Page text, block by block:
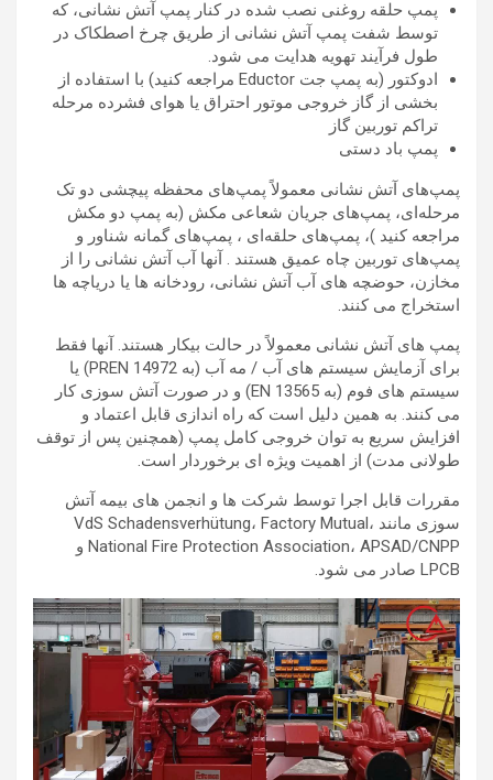
پمپ حلقه روغنی نصب شده در کنار پمپ آتش نشانی، که
توسط شفت پمپ آتش نشانی از طریق چرخ اصطکاک در
طول فرآیند تهویه هدایت می شود.
ادوکتور (به پمپ جت Eductor مراجعه کنید) با استفاده از
بخشی از گاز خروجی موتور احتراق یا هوای فشرده مرحله
تراکم توربین گاز
پمپ باد دستی
پمپ‌های آتش نشانی معمولاً پمپ‌های محفظه پیچشی دو تک
مرحله‌ای، پمپ‌های جریان شعاعی مکش (به پمپ دو مکش
مراجعه کنید )، پمپ‌های حلقه‌ای ، پمپ‌های گمانه شناور و
پمپ‌های توربین چاه عمیق هستند . آنها آب آتش نشانی را از
مخازن، حوضچه های آب آتش نشانی، رودخانه ها یا دریاچه ها
استخراج می کنند.
پمپ های آتش نشانی معمولاً در حالت بیکار هستند. آنها فقط
برای آزمایش سیستم های آب / مه آب (به PREN 14972) یا
سیستم های فوم (به EN 13565) و در صورت آتش سوزی کار
می کنند. به همین دلیل است که راه اندازی قابل اعتماد و
افزایش سریع به توان خروجی کامل پمپ (همچنین پس از توقف
طولانی مدت) از اهمیت ویژه ای برخوردار است.
مقررات قابل اجرا توسط شرکت ها و انجمن های بیمه آتش
سوزی مانند VdS Schadensverhütung، Factory Mutual،
National Fire Protection Association، APSAD/CNPP و
LPCB صادر می شود.